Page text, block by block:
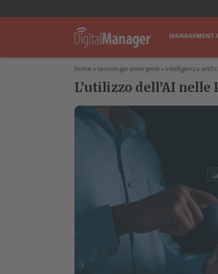
MANAGEMENT
home » tecnologie emergenti » intelligenza
L’utilizzo dell’AI